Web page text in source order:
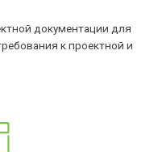
документации для
к проектной и